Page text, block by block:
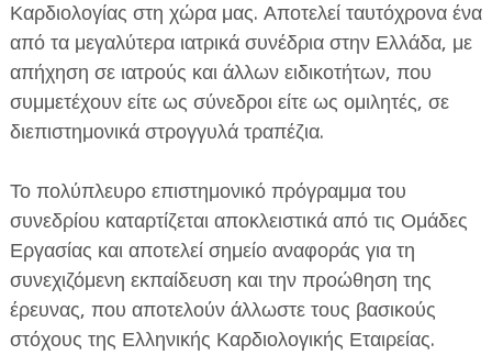
ΕΦΗΜΕΡΙΔΑ Η ΠΑΡΓΑ
ΠΛΗΡΟΦΟΡΙΕΣ
Καρδιολογίας στη χώρα μας. Αποτελεί ταυτόχρονα ένα
από τα μεγαλύτερα ιατρικά συνέδρια στην Ελλάδα, με
απήχηση σε ιατρούς και άλλων ειδικοτήτων, που
συμμετέχουν είτε ως σύνεδροι είτε ως ομιλητές, σε
διεπιστημονικά στρογγυλά τραπέζια.
Το πολύπλευρο επιστημονικό πρόγραμμα του
συνεδρίου καταρτίζεται αποκλειστικά από τις Ομάδες
Εργασίας και αποτελεί σημείο αναφοράς για τη
συνεχιζόμενη εκπαίδευση και την προώθηση της
έρευνας, που αποτελούν άλλωστε τους βασικούς
στόχους της Ελληνικής Καρδιολογικής Εταιρείας.